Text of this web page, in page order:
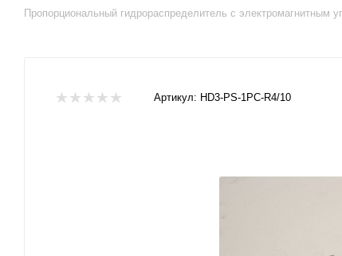
Пропорциональный гидрораспределитель с
Артикул: HD3-PS-1PC-R4/10